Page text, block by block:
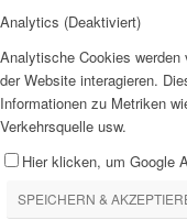
Analytics (Deaktiviert)
Analytische Cookies
der Website interagieren.
Informationen zu Metriken
Verkehrsquelle usw.
Hier klicken, um Google
SPEICHERN &